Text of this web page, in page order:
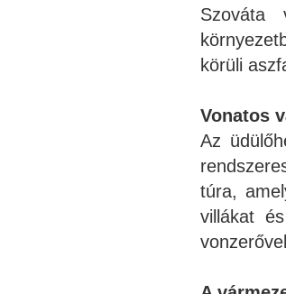
Szováta
körüli
Vonatos
Az
túra,
villákat